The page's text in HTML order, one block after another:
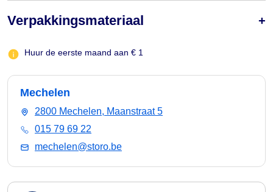
Verpakkingsmateriaal
Huur de eerste maand aan € 1
Mechelen
2800 Mechelen, Maanstraat 5
015 79 69 22
mechelen@storo.be